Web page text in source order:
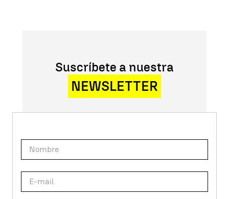
Suscríbete a nuestra
NEWSLETTER